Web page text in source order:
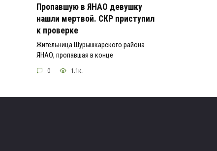
Пропавшую в ЯНАО девушку
нашли мертвой. СКР приступил
к проверке
Жительница Шурышкарского района
ЯНАО, пропавшая в конце
0 1.1к.